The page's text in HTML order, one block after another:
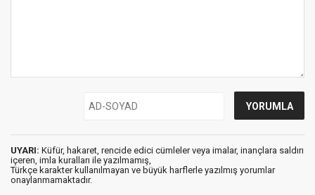
UYARI: Küfür, hakaret, rencide edici cümleler veya imalar, inançlara saldırı
içeren, imla kuralları ile yazılmamış,
Türkçe karakter kullanılmayan ve büyük harflerle yazılmış yorumlar
onaylanmamaktadır.